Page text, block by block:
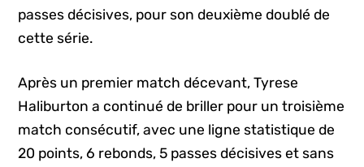
passes décisives, pour son deuxième doublé de
cette série.
Après un premier match décevant, Tyrese
Haliburton a continué de briller pour un troisième
match consécutif, avec une ligne statistique de
20 points, 6 rebonds, 5 passes décisives et sans